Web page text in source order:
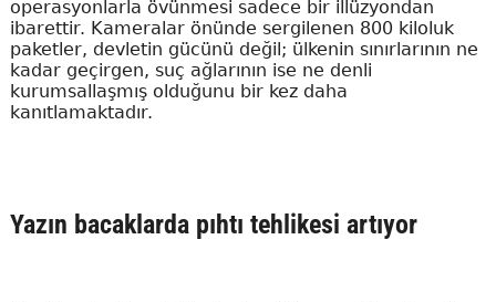
operasyonlarla övünmesi sadece bir illüzyondan
ibarettir. Kameralar önünde sergilenen 800 kiloluk
paketler, devletin gücünü değil; ülkenin sınırlarının ne
kadar geçirgen, suç ağlarının ise ne denli
kurumsallaşmış olduğunu bir kez daha
kanıtlamaktadır.
Yazın bacaklarda pıhtı tehlikesi artıyor